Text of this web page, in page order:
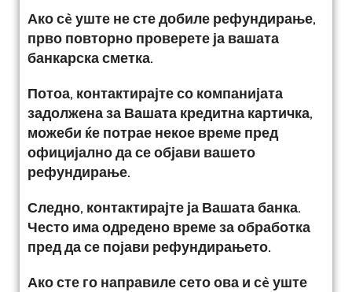
Ако сè уште не сте добиле рефундирање,
прво повторно проверете ја вашата
банкарска сметка.
Потоа, контактирајте со компанијата
задолжена за Вашата кредитна картичка,
можеби ќе потрае некое време пред
официјално да се објави вашето
рефундирање.
Следно, контактирајте ја Вашата банка.
Често има одредено време за обработка
пред да се појави рефундирањето.
Ако сте го направиле сето ова и сè уште